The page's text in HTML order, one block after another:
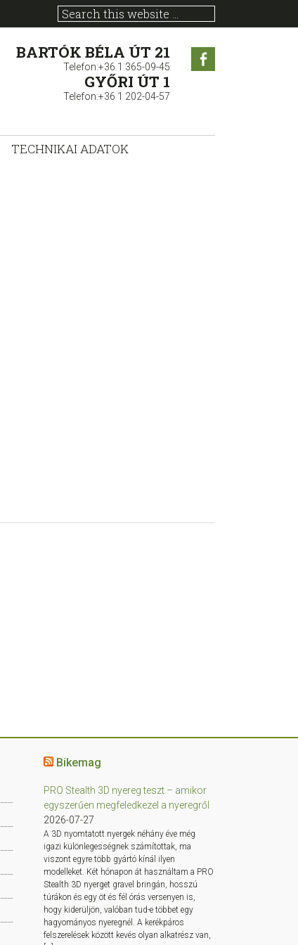
BARTÓK BÉLA ÚT 21
Telefon:+36 1 365-09-45
GYŐRI ÚT 1
Telefon:+36 1 202-04-57
TECHNIKAI ADATOK
Bikemag
PRO Stealth 3D nyereg teszt – amikor
egyszerűen megfeledkezel a nyeregről
2026-07-27
A 3D nyomtatott nyergek néhány éve még
igazi különlegességnek számítottak, ma
viszont egyre több gyártó kínál ilyen
modelleket. Két hónapon át használtam a PRO
Stealth 3D nyerget gravel bringán, hosszú
túrákon és egy öt és fél órás versenyen is,
hogy kiderüljön, valóban tud-e többet egy
hagyományos nyeregnél. A kerékpáros
felszerelések között kevés olyan alkatrész van,